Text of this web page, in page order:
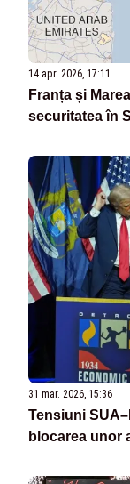
14 apr. 2026, 17:11
Franța și
securitatea în
31 mar. 2026, 15:36
Tensiuni
blocarea unor